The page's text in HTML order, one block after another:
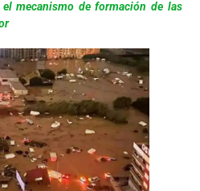
el mecanismo de formación de las